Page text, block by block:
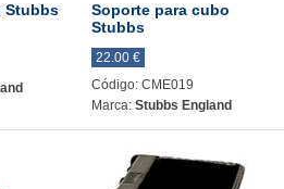
Stubbs
Soporte para cubo
Stubbs
22.00 €
Código: CME019
Marca: Stubbs England